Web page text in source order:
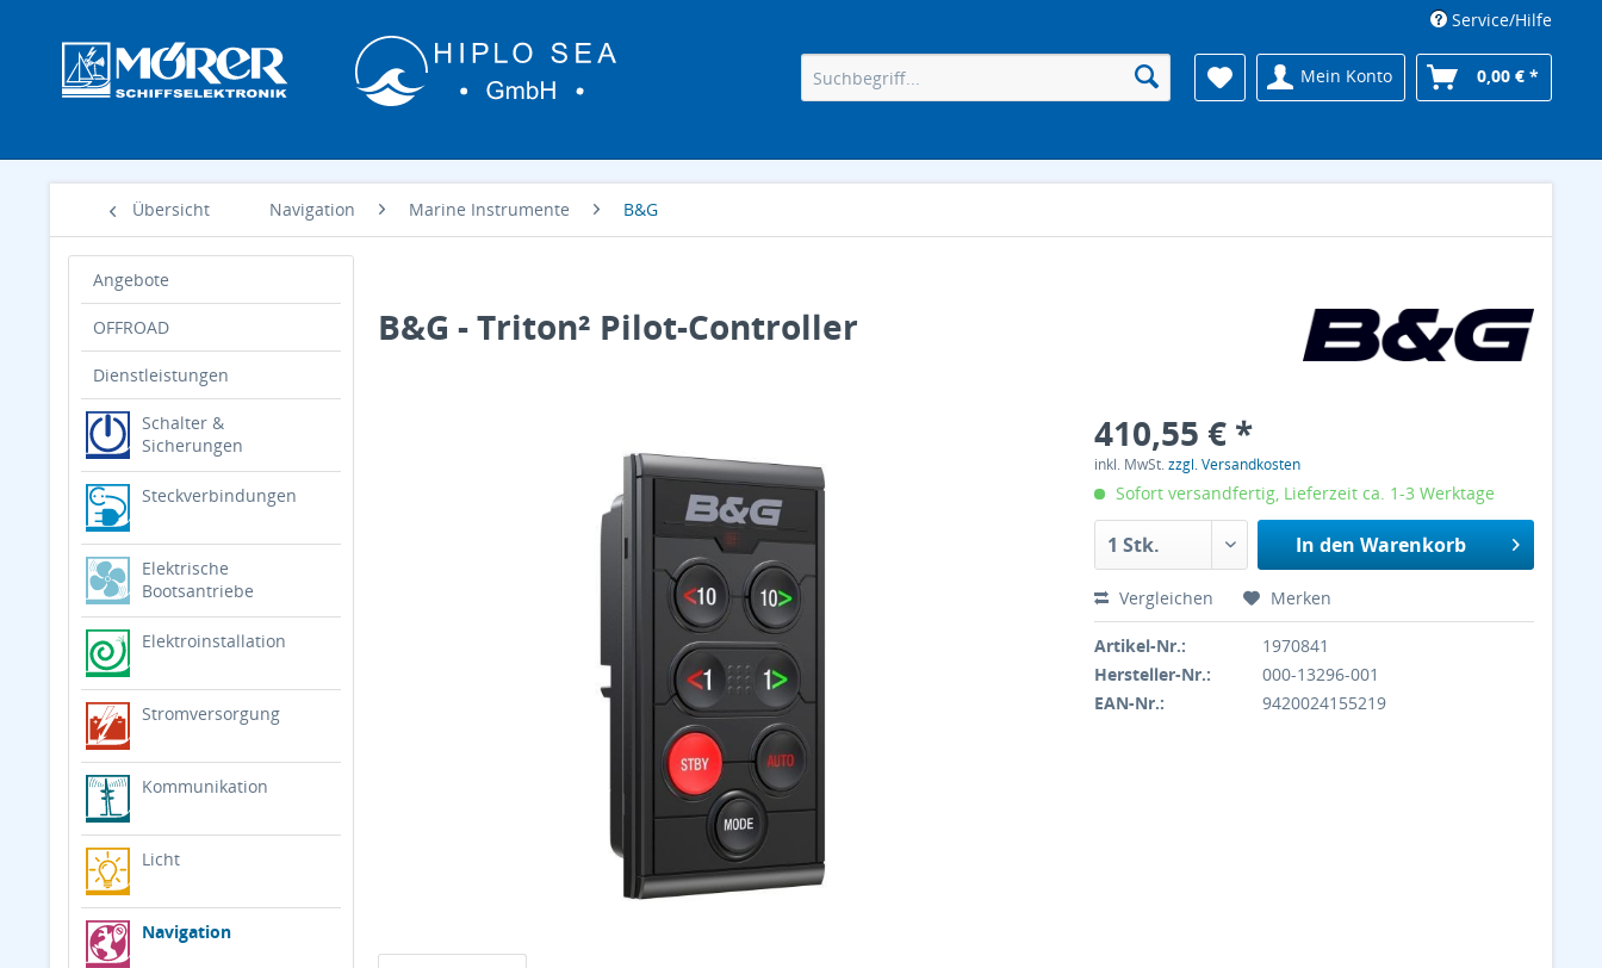
Service/Hilfe
Mein Konto 0,00 € *
Übersicht Navigation Marine Instrumente B&G
Angebote
OFFROAD
Dienstleistungen
Schalter &
Sicherungen
Steckverbindungen
Elektrische
Bootsantriebe
Elektroinstallation
Stromversorgung
Kommunikation
Licht
Navigation
B&G - Triton² Pilot-Controller
410,55 € *
inkl. MwSt.zzgl. Versandkosten
Sofort versandfertig, Lieferzeit ca. 1-3 Werktage
In den Warenkorb
Vergleichen Merken
Artikel-Nr.:
1970841
Hersteller-Nr.:
000-13296-001
EAN-Nr.:
9420024155219